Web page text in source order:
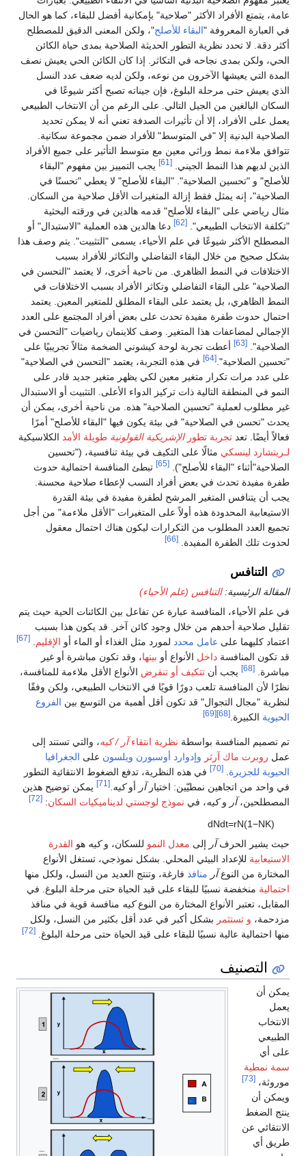
عامة، يتمتع الأفراد الأكثر "صلاحية" بإمكانية أفضل للبقاء، كما هو الحال
في العبارة المعروفة "البقاء للأصلح"، ولكن المعنى الدقيق للمصطلح
أكثر دقة. لا تحدد نظرية التطور الحديثة الصلاحية بمدى حياة الكائن
الحي، ولكن بمدى نجاحه في التكاثر. إذا كان الكائن الحي يعيش نصف
المدة التي يعيشها الآخرون من نوعه، ولكن لديه ضعف عدد النسل
الذي يعيش حتى مرحلة البلوغ، فإن جيناته تصبح أكثر شيوعًا في
السكان البالغين من الجيل التالي. على الرغم من أن الانتخاب الطبيعي
يعمل على الأفراد، إلا أن تأثيرات الصدفة تعني أنه لا يمكن تحديد
الصلاحية البدنية إلا "في المتوسط" للأفراد ضمن مجموعة سكانية.
تتوافق ملاءمة نمط وراثي معين مع متوسط التأثير على جميع الأفراد
الذين لديهم هذا النمط الجيني. [61]
يجب التمييز بين مفهوم "البقاء
للأصلح" و "تحسين الصلاحية". "البقاء للأصلح" لا يعطي "تحسنًا في
الصلاحية"، إنه يمثل فقط إزالة المتغيرات الأقل صلاحية من السكان.
مثال رياضي على "البقاء للأصلح" قدمه هالدين في ورقته البحثية
"تكلفة الانتخاب الطبيعي". [62]
دعا هالدين هذه العملية "الاستبدال" أو
المصطلح الأكثر شيوعًا في علم الأحياء، يسمى "التثبيت". يتم وصف هذا
بشكل صحيح من خلال البقاء التفاضلي والتكاثر للأفراد بسبب
الاختلافات في النمط الظاهري. من ناحية أخرى، لا يعتمد "التحسن في
الصلاحية" على البقاء التفاضلي وتكاثر الأفراد بسبب الاختلافات في
النمط الظاهري، بل يعتمد على البقاء المطلق للمتغير المعين. يعتمد
احتمال حدوث طفرة مفيدة تحدث على بعض أفراد المجتمع على العدد
الإجمالي لمضاعفات هذا المتغير. وصف كلاينمان رياضيات "التحسن في
الصلاحية". [63]
أعطت تجربة لوحة كيشوني الضخمة مثالاً تجريبيًا على
"تحسين الصلاحية".[64]
في هذه التجربة، يعتمد "التحسن في الصلاحية"
على عدد مرات تكرار متغير معين لكي يظهر متغير جديد قادر على
النمو في المنطقة التالية ذات تركيز الدواء الأعلى. التثبيت أو الاستبدال
غير مطلوب لعملية "تحسين الصلاحية" هذه. من ناحية أخرى، يمكن أن
يحدث "تحسن في الصلاحية" في بيئة يكون فيها "البقاء للأصلح" أمرًا
فعالاً أيضًا. تعد تجربة تطورالإشريكية القولونية طويلة الأمد الكلاسيكية
لـريتشارد لينسكي مثالًا على التكيف في بيئة تنافسية، ("تحسين
الصلاحية"أثناء "البقاء للأصلح"). [65]
تبطئ المنافسة احتمالية حدوث
طفرة مفيدة تحدث في بعض أفراد النسب لإعطاء صلاحية محسنة.
يجب أن يتنافس المتغير المرشح لطفرة مفيدة في بيئة القدرة
الاستيعابية المحدودة هذه أولاً على المتغيرات "الأقل ملاءمة" من أجل
تجميع العدد المطلوب من التكرارات ليكون هناك احتمال معقول
لحدوث تلك الطفرة المفيدة. [66]
التنافس
المقالة الرئيسية:التنافس (علم الأحياء)
في علم الأحياء، المنافسة عبارة عن تفاعل بين الكائنات الحية حيث يتم
تقليل صلاحية أحدهم من خلال وجود كائن آخر. قد يكون هذا بسبب
اعتماد كليهما على عامل محدد لمورد مثل الغذاء أو الماء أو الإقليم [67]
قد تكون المنافسة داخل الأنواع أو بينها، وقد تكون مباشرة أو غير
مباشرة.
[68] يجب أن تتكيف أو تنقرض الأنواع الأقل ملاءمة للمنافسة،
نظرًا لأن المنافسة تلعب دورًا قويًا في الانتخاب الطبيعي، ولكن وفقًا
لنظرية "مجال التجوال" قد تكون أقل أهمية من التوسع بين الفروع
الحيوية الكبيرة. [68]
[69]
تم تصميم المنافسة بواسطة نظرية انتقاءآر / كيه، والتي تستند إلى
عمل روبرت ماك آرثر وإدوارد أوسبورن ويلسون على الجغرافيا
الحيوية للجزيرة
[70]
في هذه النظرية، تدفع الضغوط الانتقائية التطور
في واحد من اتجاهين نمطيّين: اختيارآر أوكيه [71]
يمكن توضيح هذين
المصطلحين،آر وكيه، في نموذج لوجستي لديناميكيات السكان:
[72]
dNdt=rN(1−NK)
حيث يشير الحرفآر إلى معدل النمو للسكان، وكيه هو القدرة
الاستيعابية للإعداد البيئي المحلي. بشكل نموذجي، تستغل الأنواع
المختارة من النوعآر منافذ فارغة، وتنتج العديد من النسل، ولكل منها
احتمالية منخفضة نسبيًا للبقاء على قيد الحياة حتى مرحلة البلوغ. في
المقابل، تعتبر الأنواع المختارة من النوعكيه منافسة قوية في منافذ
مزدحمة، و تستثمر بشكل أكبر في عدد أقل بكثير من النسل، ولكل
منها احتمالية عالية نسبيًا للبقاء على قيد الحياة حتى مرحلة البلوغ.
[72]
التصنيف
يمكن أن
يعمل
الانتخاب
الطبيعي
على أي
سمة نمطية
موروثة، [73]
ويمكن أن
ينتج الضغط
الانتقائي عن
طريق أي